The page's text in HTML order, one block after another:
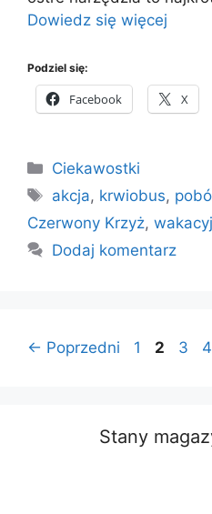
Dowiedz się więcej
Podziel się:
Facebook X
Kategorie
Ciekawostki
Tagi
akcja, krwiobus,
Czerwony Krzyż,
Dodaj komentarz
← Poprzedni Strona
1 Strona
2 3 4
Stany